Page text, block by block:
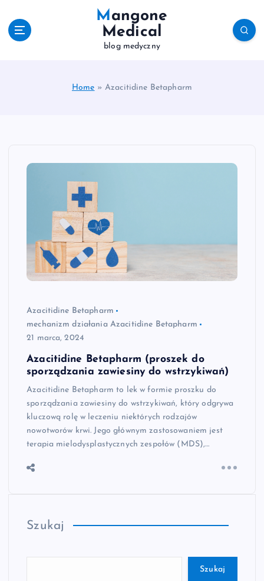
Mangone
Medical
blog medyczny
Home »Azacitidine Betapharm
Azacitidine Betapharm
mechanizm działania Azacitidine Betapharm
21 marca, 2024
Azacitidine Betapharm (proszek do
sporządzania zawiesiny do wstrzykiwań)
Azacitidine Betapharm to lek w formie proszku do
sporządzania zawiesiny do wstrzykiwań, który odgrywa
kluczową rolę w leczeniu niektórych rodzajów
nowotworów krwi. Jego głównym zastosowaniem jest
terapia mielodysplastycznych zespołów (MDS),…
Szukaj
Szukaj